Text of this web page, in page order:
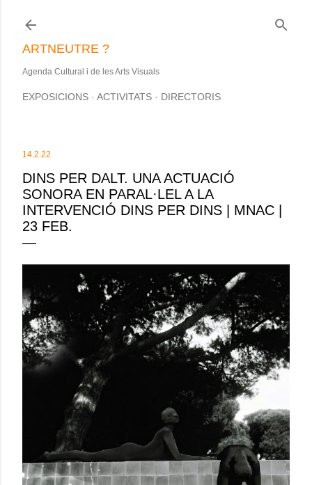
ARTNEUTRE ?
Agenda Cultural i de les Arts Visuals
EXPOSICIONS ACTIVITATS DIRECTORIS
14.2.22
DINS PER DALT. UNA ACTUACIÓ
SONORA EN PARAL·LEL A LA
INTERVENCIÓ DINS PER DINS | MNAC |
23 FEB.